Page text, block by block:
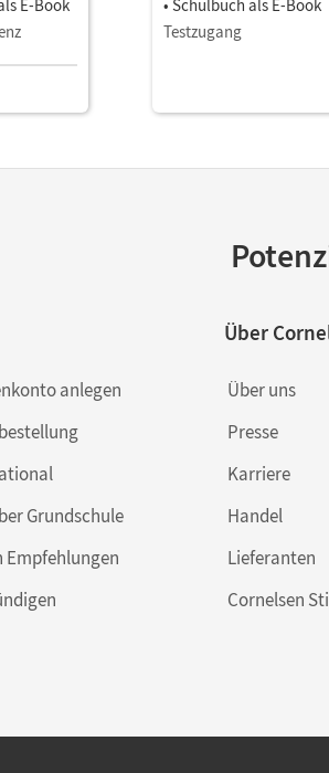
E-Book
• Schulbuch als E-Book
Testzugang
anlegen
Grundschule
Empfehlungen
Über
Über uns
Presse
Karriere
Handel
Lieferanten
Cornelsen